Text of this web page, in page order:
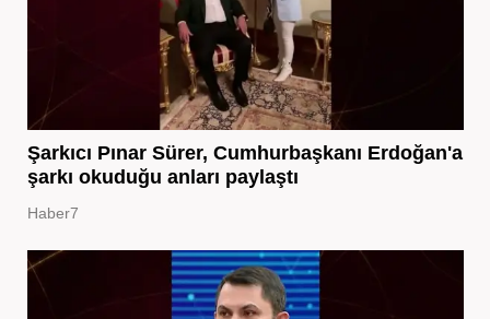
Şarkıcı Pınar Sürer, Cumhurbaşkanı Erdoğan'a
şarkı okuduğu anları paylaştı
Haber7